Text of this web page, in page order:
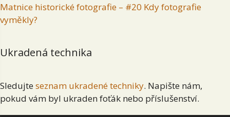
Matnice historické fotografie – #20 Kdy fotografie
vyměkly?
Ukradená technika
Sledujte seznam ukradené techniky. Napište nám,
pokud vám byl ukraden foťák nebo příslušenství.